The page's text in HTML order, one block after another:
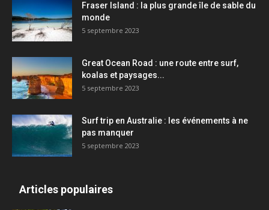
Fraser Island : la plus grande île de sable du
monde
5 septembre 2023
Great Ocean Road : une route entre surf,
koalas et paysages...
5 septembre 2023
Surf trip en Australie : les événements à ne
pas manquer
5 septembre 2023
Articles populaires